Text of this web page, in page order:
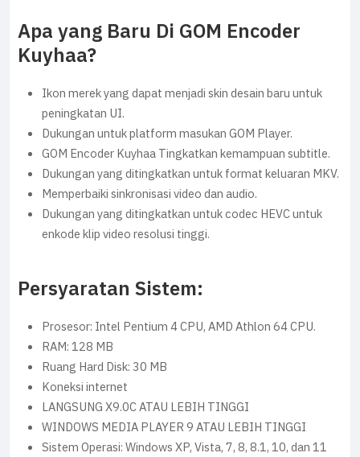
Apa yang Baru Di GOM Encoder
Kuyhaa?
Ikon merek yang dapat menjadi skin desain baru untuk
peningkatan UI.
Dukungan untuk platform masukan GOM Player.
GOM Encoder Kuyhaa Tingkatkan kemampuan subtitle.
Dukungan yang ditingkatkan untuk format keluaran MKV.
Memperbaiki sinkronisasi video dan audio.
Dukungan yang ditingkatkan untuk codec HEVC untuk
enkode klip video resolusi tinggi.
Persyaratan Sistem:
Prosesor: Intel Pentium 4 CPU, AMD Athlon 64 CPU.
RAM: 128 MB
Ruang Hard Disk: 30 MB
Koneksi internet
LANGSUNG X9.0C ATAU LEBIH TINGGI
WINDOWS MEDIA PLAYER 9 ATAU LEBIH TINGGI
Sistem Operasi: Windows XP, Vista, 7, 8, 8.1, 10, dan 11